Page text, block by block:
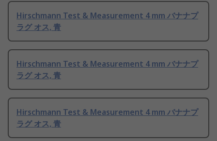
Hirschmann Test & Measurement 4 mm バナナプ
ラグ オス, 青
Hirschmann Test & Measurement 4 mm バナナプ
ラグ オス, 青
Hirschmann Test & Measurement 4 mm バナナプ
ラグ オス, 青